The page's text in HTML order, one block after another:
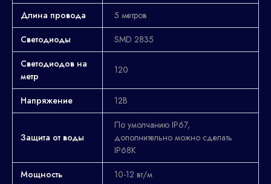
Длина провода
5 метров
Светодиоды
SMD 2835
Светодиодов на
метр
120
Напряжение 12В
Защита от воды
По умолчанию IP67,
дополнительно можно сделать
IP68K
Мощность
10-12 вт/м